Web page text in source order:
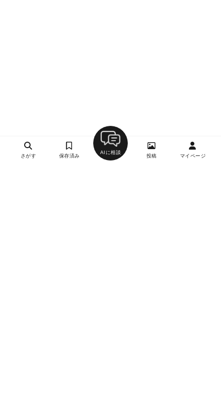
さがす 保存済み
AIに相談
投稿 マイページ